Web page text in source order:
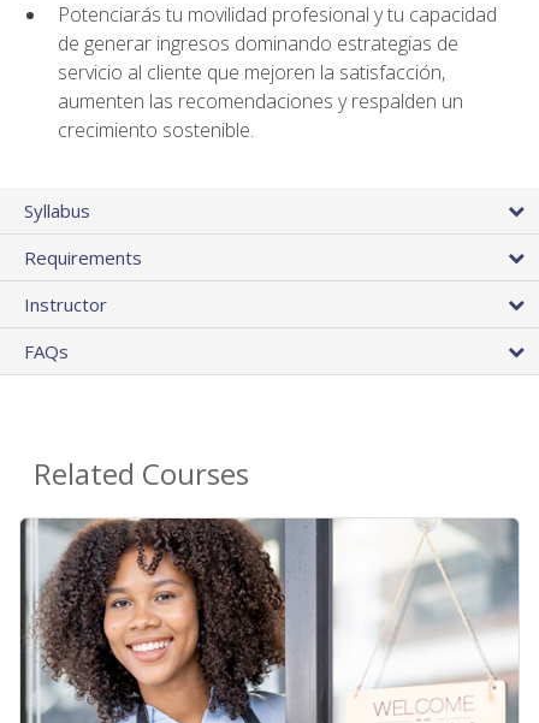
Potenciarás tu movilidad profesional y tu capacidad
de generar ingresos dominando estrategias de
servicio al cliente que mejoren la satisfacción,
aumenten las recomendaciones y respalden un
crecimiento sostenible.
Syllabus
Requirements
Instructor
FAQs
Related Courses